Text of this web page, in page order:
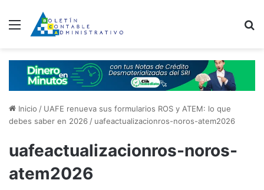
Menú
Inicio / UAFE renueva sus formularios ROS y ATEM: lo que
debes saber en 2026 / uafeactualizacionros-noros-atem2026
uafeactualizacionros-noros-
atem2026